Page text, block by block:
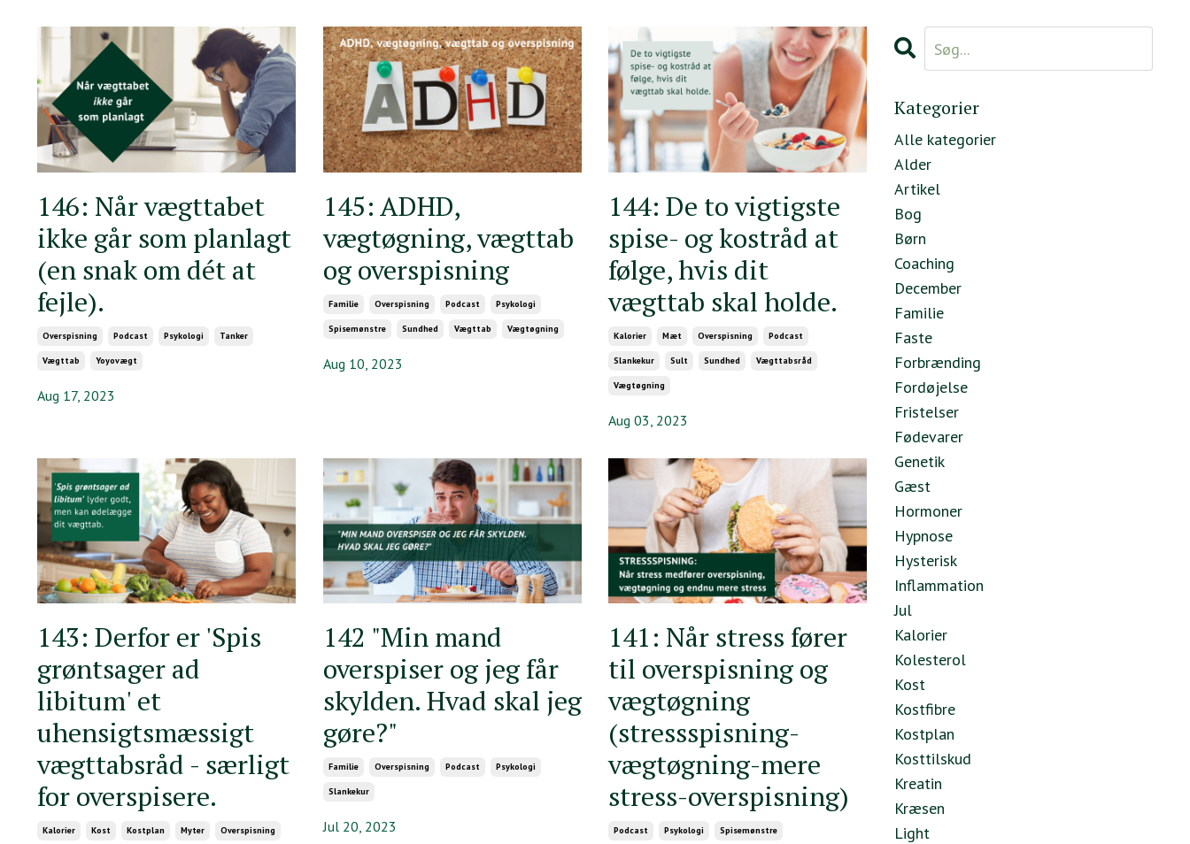
146: Når vægttabet
ikke går som planlagt
(en snak om dét at
fejle).
Overspisning Podcast Psykologi Tanker
Vægttab Yoyovægt
Aug 17, 2023
145: ADHD,
vægtøgning, vægttab
og overspisning
Familie Overspisning Podcast Psykologi
Spisemønstre Sundhed Vægttab Vægtøgning
Aug 10, 2023
144: De to vigtigste
spise- og kostråd at
følge, hvis dit
vægttab skal holde.
Kalorier Mæt Overspisning Podcast
Slankekur Sult Sundhed Vægttabsråd
Vægtøgning
Aug 03, 2023
143: Derfor er 'Spis
grøntsager ad
libitum' et
uhensigtsmæssigt
vægttabsråd - særligt
for overspisere.
Kalorier Kost Kostplan Myter Overspisning
142 "Min mand
overspiser og jeg får
skylden. Hvad skal jeg
gøre?"
Familie Overspisning Podcast Psykologi
Slankekur
Jul 20, 2023
141: Når stress fører
til overspisning og
vægtøgning
(stressspisning-
vægtøgning-mere
stress-overspisning)
Podcast Psykologi Spisemønstre
Kategorier
Alle kategorier
Alder
Artikel
Bog
Børn
Coaching
December
Familie
Faste
Forbrænding
Fordøjelse
Fristelser
Fødevarer
Genetik
Gæst
Hormoner
Hypnose
Hysterisk
Inflammation
Jul
Kalorier
Kolesterol
Kost
Kostfibre
Kostplan
Kosttilskud
Kreatin
Kræsen
Light